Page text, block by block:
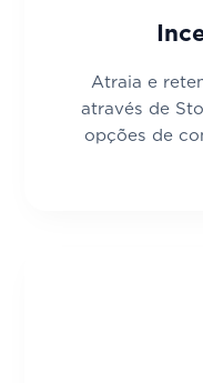
Atraia e
através de
opções de